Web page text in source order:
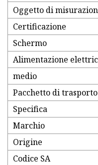
Oggetto di
Certificazione
Schermo
Alimentazione
medio
Pacchetto di trasporto
Specifica
Marchio
Origine
Codice SA